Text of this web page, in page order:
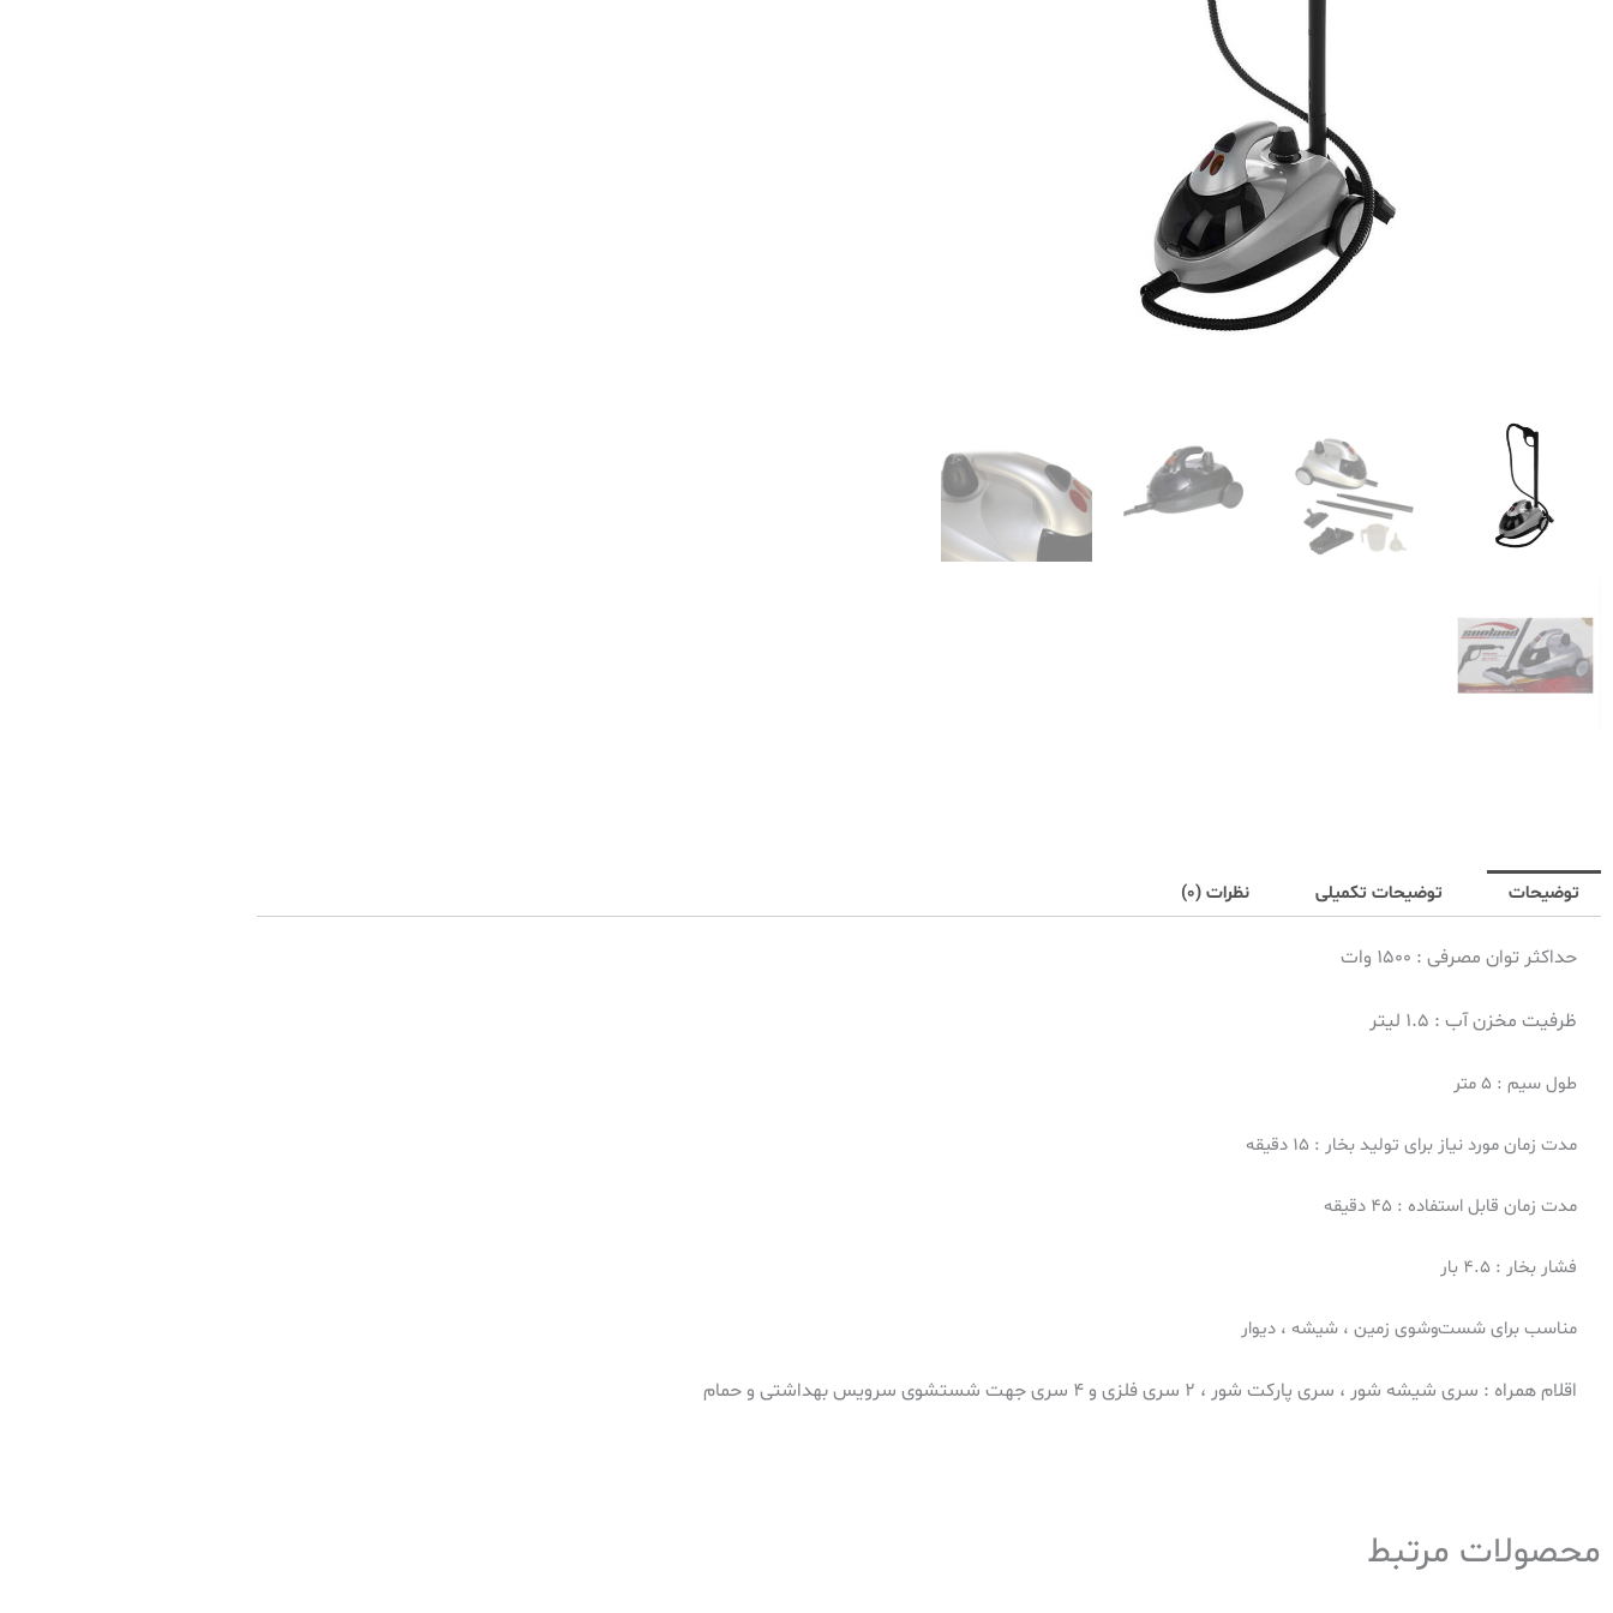
توضیحات توضیحات تکمیلی نظرات (0)
حداکثر توان مصرفی : ۱۵۰۰ وات
ظرفیت مخزن آب : ۱.۵ لیتر
طول سیم : 5 متر
مدت زمان مورد نیاز برای تولید بخار : ۱۵ دقیقه
مدت زمان قابل استفاده : ۴۵ دقیقه
فشار بخار : ۴.۵ بار
مناسب برای شست‌و‌شوی زمین ، شیشه ، دیوار
اقلام همراه : سری شیشه شور ، سری پارکت شور ، ۲ سری فلزی و ۴ سری جهت شستشوی سرویس بهداشتی و حمام
محصولات مرتبط